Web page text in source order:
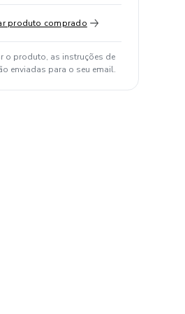
produto comprado
o produto, as instruções de
enviadas para o seu email.